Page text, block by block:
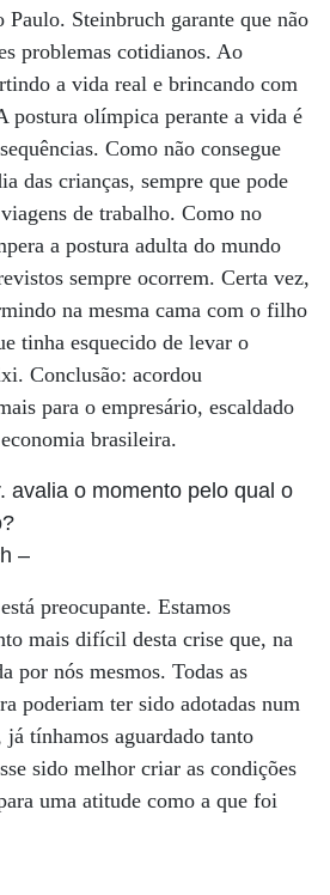
Paulo. Steinbruch garante que não
problemas cotidianos. Ao
a vida real e brincando com
postura olímpica perante a vida é
Como não consegue
das crianças, sempre que pode
de trabalho. Como no
a postura adulta do mundo
sempre ocorrem. Certa vez,
na mesma cama com o filho
tinha esquecido de levar o
Conclusão: acordou
para o empresário, escaldado
brasileira.
avalia o momento pelo qual o
–
preocupante. Estamos
mais difícil desta crise que, na
por nós mesmos. Todas as
poderiam ter sido adotadas num
tínhamos aguardado tanto
sido melhor criar as condições
uma atitude como a que foi